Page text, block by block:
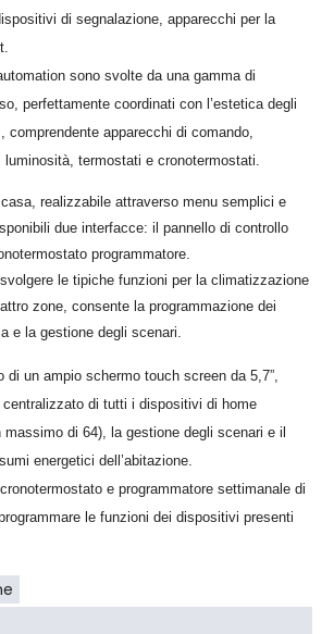
di segnalazione, apparecchi per la
sono svolte da una gamma di
perfettamente coordinati con l’estetica degli
apparecchi di comando,
termostati e cronotermostati.
realizzabile attraverso menu semplici e
due interfacce: il pannello di controllo
programmatore.
le tipiche funzioni per la climatizzazione
zone, consente la programmazione dei
e la gestione degli scenari.
di un ampio schermo touch screen da 5,7”,
di tutti i dispositivi di home
di 64), la gestione degli scenari e il
energetici dell’abitazione.
e programmatore settimanale di
le funzioni dei dispositivi presenti